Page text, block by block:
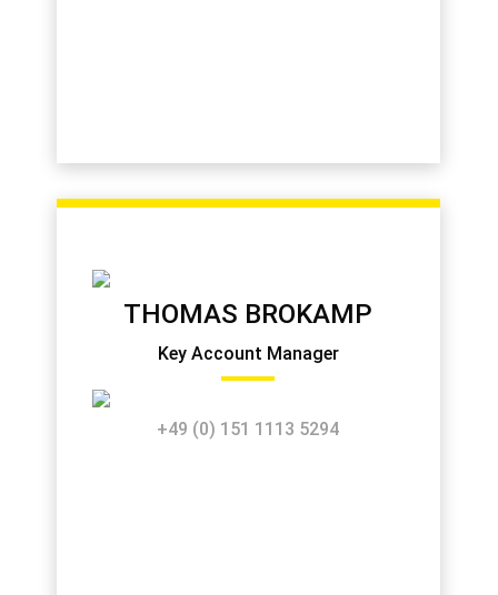
THOMAS BROKAMP
Key Account Manager
+49 (0) 151 1113 5294